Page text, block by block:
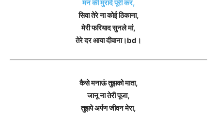
मन की मुरादें पूरी कर,
सिवा तेरे ना कोई ठिकाना,
मेरी फरियाद सुनले मां,
तेरे दर आया दीवाना।bd।
कैसे मनाऊं तुझको माता,
जानू ना तेरी पूजा,
तुझपे अर्पण जीवन मेरा,